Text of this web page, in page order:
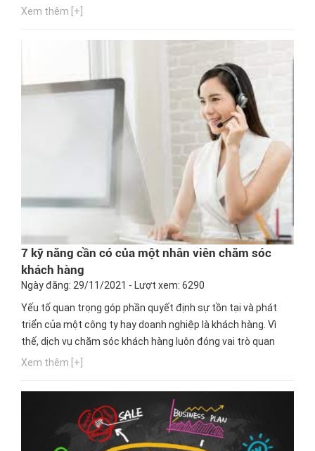
trong tương lai. Thực trạng ngành tâm lý học ở Việt Nam
những thông tin chi tiết nhất qua bài viết dưới đây nhé.
Xem thêm [+]
7 kỹ năng cần có của một nhân viên chăm sóc
khách hàng
Ngày đăng: 29/11/2021 - Lượt xem: 6290
Yếu tố quan trọng góp phần quyết định sự tồn tại và phát
triển của một công ty hay doanh nghiệp là khách hàng. Vì
thế, dịch vụ chăm sóc khách hàng luôn đóng vai trò quan
trọng khi vận hành một bộ máy kinh doanh. Trong môi trường
với khách hàng như giữ chân khách hàng thân thiết và tìm
Xem thêm [+]